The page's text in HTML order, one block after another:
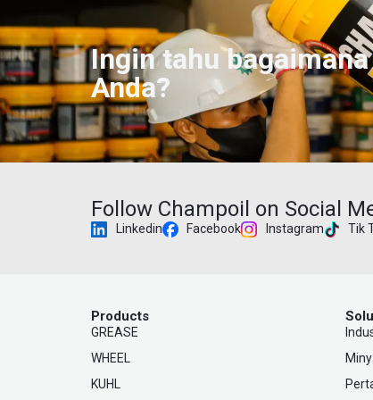
Ingin tahu
Anda?
Follow Champoil on Social
Linkedin Facebook Instagram Tik
Products
GREASE
WHEEL
KUHL